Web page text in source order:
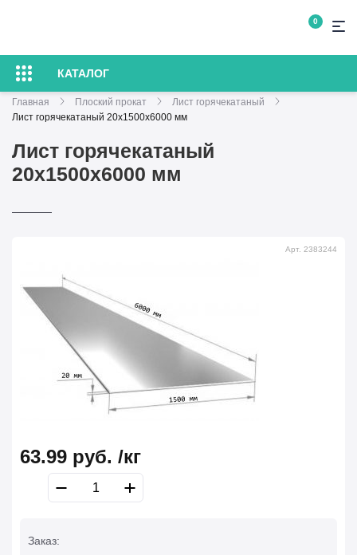
0
КАТАЛОГ
Главная Плоский прокат
Лист горячекатаный
Лист горячекатаный 20х1500х6000 мм
Лист горячекатаный
20х1500х6000 мм
Арт. 2383244
63.99 руб. /кг
Заказ: